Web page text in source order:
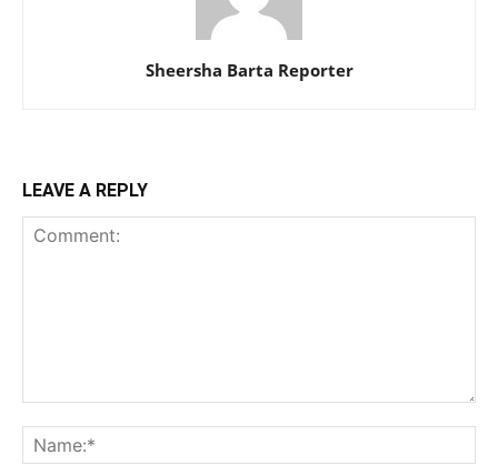
Sheersha Barta Reporter
LEAVE A REPLY